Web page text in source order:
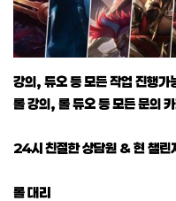
강의, 듀오 등 모든 작업 진행가
롤 강의, 롤 듀오 등 모든 문
24시 친절한 상담원 & 현 챌린
롤 대리